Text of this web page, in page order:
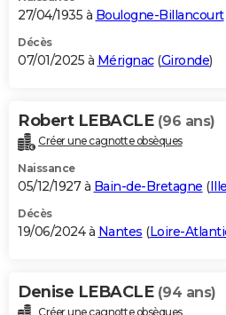
27/04/1935 à Boulogne-Billancourt
Décès
07/01/2025 à Mérignac(Gironde)
Robert LEBACLE (96 ans)
Créer une cagnotte obsèques
Naissance
05/12/1927 à Bain-de-Bretagne (
Décès
19/06/2024 à Nantes (Loire-
Denise LEBACLE (94 ans)
Créer une cagnotte obsèques